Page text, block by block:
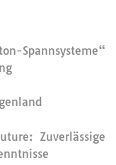
Spannsysteme“
Zuverlässige